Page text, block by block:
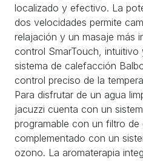
localizado y efectivo. La
dos velocidades permite
relajación y un masaje más
control SmarTouch,
sistema de calefacción
control preciso de la
Para disfrutar de un agua
jacuzzi cuenta con un
programable con un filtro de
complementado con un
ozono. La aromaterapia